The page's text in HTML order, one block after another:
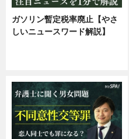
ガソリン暫定税率廃止【やさ
しいニュースワード解説】